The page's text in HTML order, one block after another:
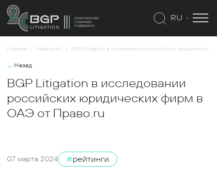
RU
Главная Медиахаб BGP Litigation в исследовании российских юридических фирм в ОАЭ от Право.ru
← Назад
BGP Litigation в исследовании
российских юридических фирм в
ОАЭ от Право.ru
07 марта 2024 #рейтинги